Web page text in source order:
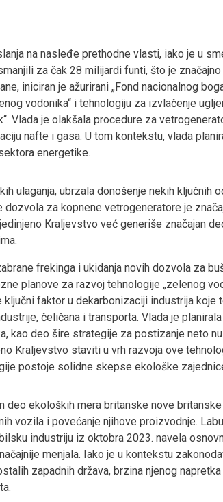
na nasleđe prethodne vlasti, iako je u
za čak 28 milijardi funti, što je
iniciran je ažurirani „Fond nacionalnog
vodonika“ i tehnologiju za izvlačenje
Vlada je olakšala procedure za
nafte i gasa. U tom kontekstu, vlada
energetike.
ulaganja, ubrzala donošenje nekih ključnih
za kopnene vetrogeneratore je
Kraljevstvo već generiše značajan
frekinga i ukidanja novih dozvola za
planove za razvoj tehnologije „zelenog
ključni faktor u dekarbonizaciji industrija koje
čeličana i transporta. Vlada je
kao deo šire strategije za postizanje neto
Kraljevstvo staviti u vrh razvoja ove
postoje solidne skepse ekološke
deo ekoloških mera britanske nove
vozila i povećanje njihove proizvodnje.
industriju iz oktobra 2023. navela
menjala. Iako je u kontekstu
zapadnih država, brzina njenog